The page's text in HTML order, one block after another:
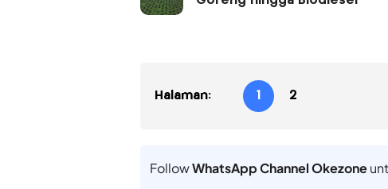
Halaman: 1 2
FollowWhatsApp Channel Okezone